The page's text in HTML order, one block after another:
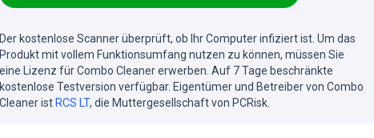
Der kostenlose Scanner überprüft, ob Ihr Computer infiziert ist. Um das
Produkt mit vollem Funktionsumfang nutzen zu können, müssen Sie
eine Lizenz für Combo Cleaner erwerben. Auf 7 Tage beschränkte
kostenlose Testversion verfügbar. Eigentümer und Betreiber von Combo
Cleaner ist RCS LT, die Muttergesellschaft von PCRisk.